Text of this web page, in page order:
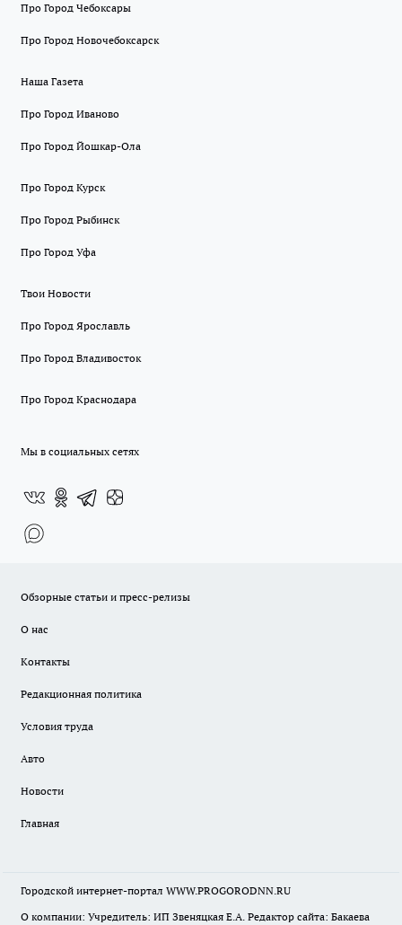
Про Город Чебоксары
Про Город Новочебоксарск
Наша Газета
Про Город Иваново
Про Город Йошкар-Ола
Про Город Курск
Про Город Рыбинск
Про Город Уфа
Твои Новости
Про Город Ярославль
Про Город Владивосток
Про Город Краснодара
Мы в социальных сетях
Обзорные статьи и пресс-релизы
О нас
Контакты
Редакционная политика
Условия труда
Авто
Новости
Главная
Городской интернет-портал WWW.PROGORODNN.RU
О компании: Учредитель: ИП Звеняцкая Е.А. Редактор сайта: Бакаева